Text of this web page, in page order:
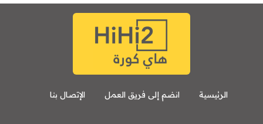
الرئيسية انضم إلى فريق العمل الإتصال بنا